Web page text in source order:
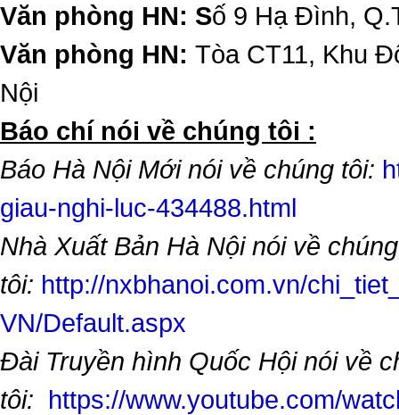
Văn phòng HN: Số 9 Hạ Đình,
Văn phòng HN: Tòa CT11, Khu
Nội
​Báo chí nói về chúng tôi :
Báo Hà Nội Mới nói về chúng tôi:
giau-nghi-luc-434488.html
Nhà Xuất Bản Hà Nội nói về chúng
tôi: http://nxbhanoi.com.vn/
VN/Default.aspx
Đài Truyền hình Quốc Hội nói về
tôi: https://www.youtube.com/